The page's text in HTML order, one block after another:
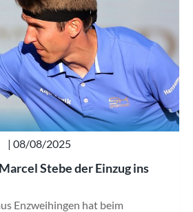
| 08/08/2025
Stebe der Einzug ins
Enzweihingen hat beim